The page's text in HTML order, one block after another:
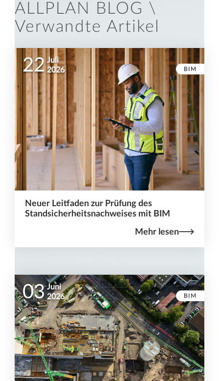
ALLPLAN BLOG \
Verwandte Artikel
BIM
22 Juli
2026
Neuer Leitfaden zur Prüfung des
Standsicherheitsnachweises mit BIM
Mehr lesen
BIM
03 Juni
2026